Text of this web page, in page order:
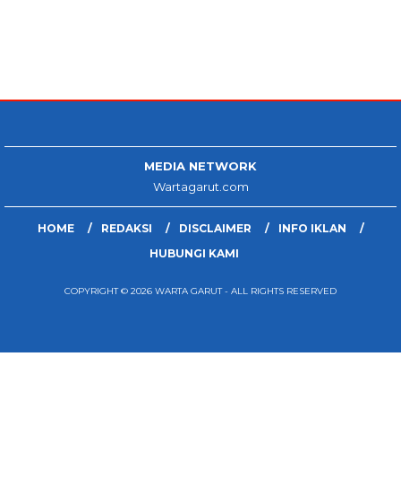
MEDIA NETWORK
Wartagarut.com
HOME REDAKSI DISCLAIMER
INFO IKLAN
HUBUNGI KAMI
COPYRIGHT © 2026 WARTA GARUT - ALL RIGHTS RESERVED